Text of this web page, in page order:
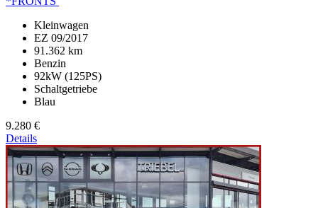
Kleinwagen
EZ 09/2017
91.362 km
Benzin
92kW (125PS)
Schaltgetriebe
Blau
9.280 €
Details